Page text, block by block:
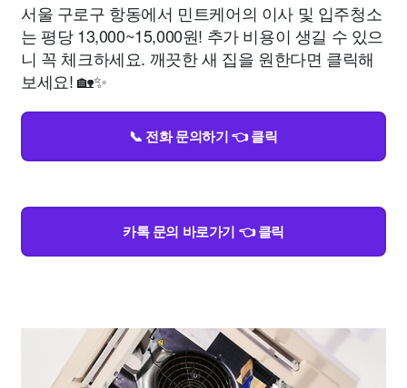
서울 구로구 항동에서 민트케어의 이사 및 입주청소
는 평당 13,000~15,000원! 추가 비용이 생길 수 있으
니 꼭 체크하세요. 깨끗한 새 집을 원한다면 클릭해
보세요! 🏡✨
📞 전화 문의하기 👈 클릭
카톡 문의 바로가기 👈 클릭